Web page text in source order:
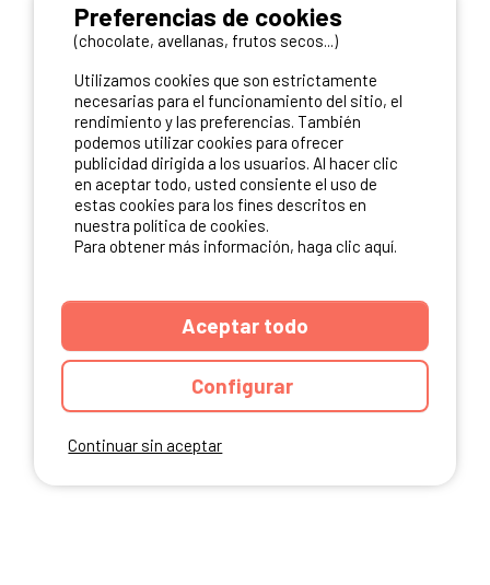
ME INSCRIBO
NUESTROS PARTNERS
Continuar sin aceptar
Preferencias de cookies
(chocolate, avellanas, frutos secos...)
Utilizamos cookies que son estrictamente
necesarias para el funcionamiento del sitio, el
rendimiento y las preferencias. También
podemos utilizar cookies para ofrecer
publicidad dirigida a los usuarios. Al hacer clic
en aceptar todo, usted consiente el uso de
estas cookies para los fines descritos en
nuestra política de cookies.
Para obtener más información, haga clic aquí.
Aceptar todo
Configurar